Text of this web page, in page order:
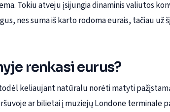
Tokiu atveju įsijungia dinaminis valiutos
nes suma iš karto rodoma eurais, tačiau už
renkasi eurus?
keliaujant natūralu norėti matyti
ar bilietai į muziejų Londone terminale